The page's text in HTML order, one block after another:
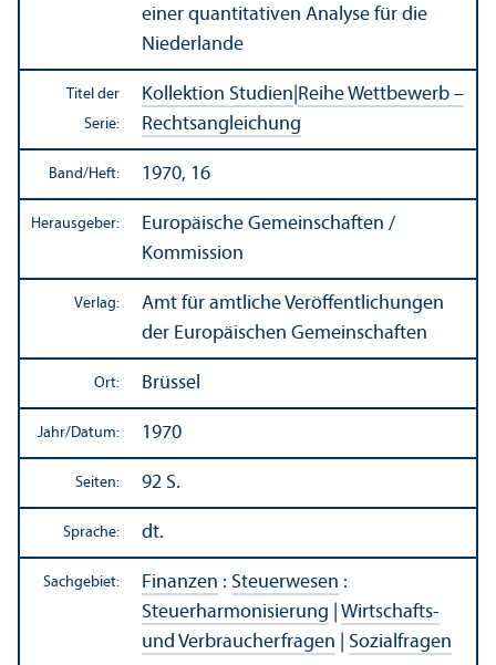
einer quanti­tativen Analyse für die
Niederlande
Titel der
Serie:
Kollektion Studien Reihe Wettbewerb –
Rechts­angleich­ung
Band/Heft: 1970, 16
Herausgeber:
Europäische Gemeinschaften /
Kommission
Verlag:
Amt für amtliche Veröffentlichungen
der Europäischen Gemeinschaften
Ort: Brüssel
Jahr/Datum: 1970
Seiten: 92 S.
Sprache: dt.
Sachgebiet: Finanzen : Steuerwesen :
Steuerharmonisierung
Wirtschafts-
und Verbraucherfragen
Sozialfragen